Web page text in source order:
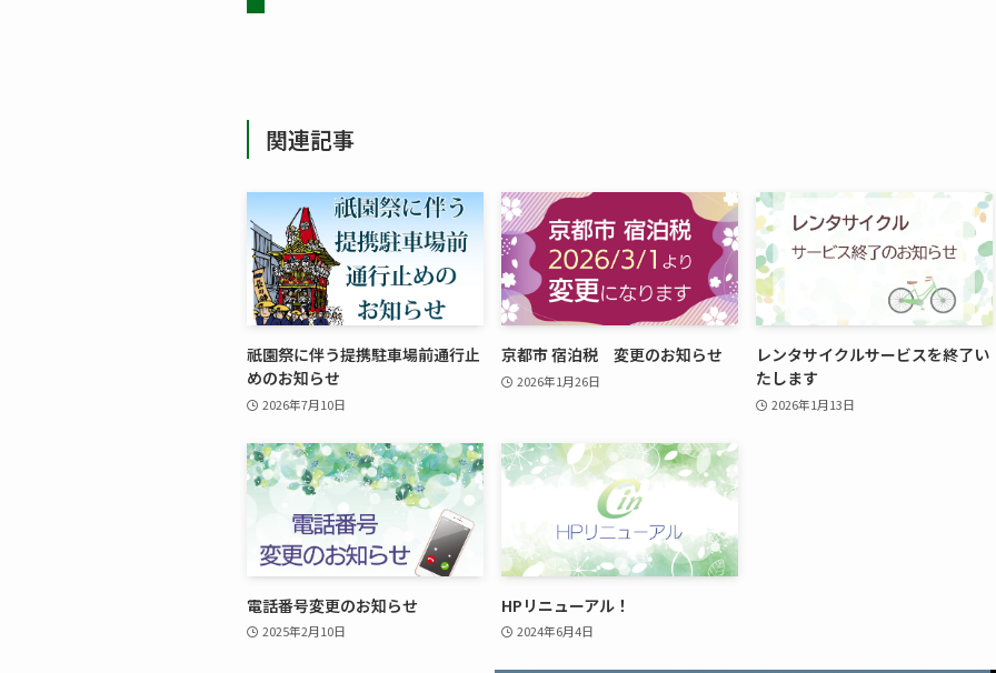
関連記事
祇園祭に伴う提携駐車場前通行止
めのお知らせ
2026年7月10日
京都市 宿泊税 変更のお知らせ
2026年1月26日
レンタサイクルサービスを終了い
たします
2026年1月13日
電話番号変更のお知らせ
2025年2月10日
HPリニューアル！
2024年6月4日